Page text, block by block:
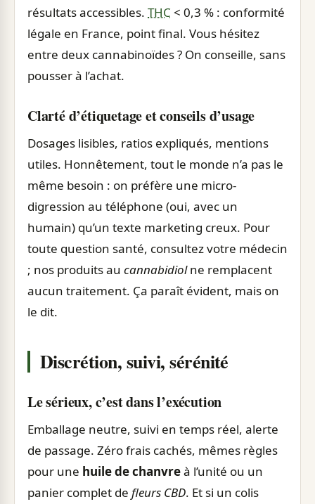
résultats accessibles. THC < 0,3 % : conformité
légale en France, point final. Vous hésitez
entre deux cannabinoïdes ? On conseille, sans
pousser à l’achat.
Clarté d’étiquetage et conseils d’usage
Dosages lisibles, ratios expliqués, mentions
utiles. Honnêtement, tout le monde n’a pas le
même besoin : on préfère une micro-
digression au téléphone (oui, avec un
humain) qu’un texte marketing creux. Pour
toute question santé, consultez votre médecin
; nos produits au cannabidiolne remplacent
aucun traitement. Ça paraît évident, mais on
le dit.
Discrétion, suivi, sérénité
Le sérieux, c’est dans l’exécution
Emballage neutre, suivi en temps réel, alerte
de passage. Zéro frais cachés, mêmes règles
pour une huile de chanvreà l’unité ou un
panier complet de fleurs CBD. Et si un colis